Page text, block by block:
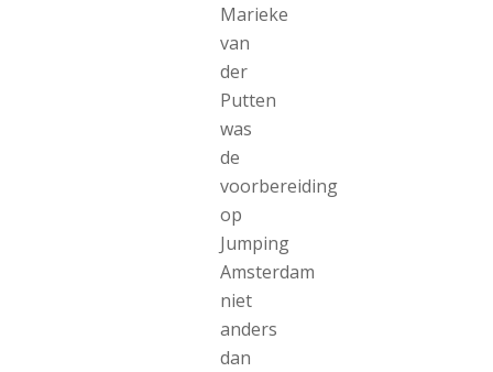
Marieke
van
der
Putten
was
de
voorbereiding
op
Jumping
Amsterdam
niet
anders
dan